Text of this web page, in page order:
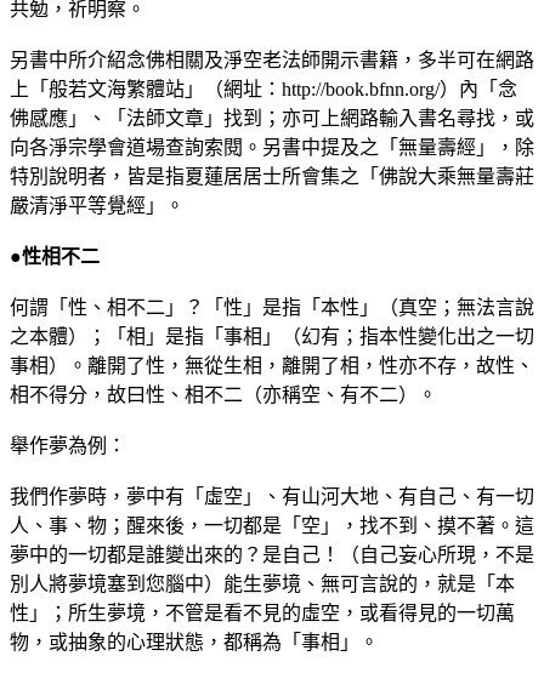
共勉，祈明察。
另書中所介紹念佛相關及淨空老法師開示書籍，多半可在網路
上「般若文海繁體站」（網址：http://book.bfnn.org/）內「念
佛感應」、「法師文章」找到；亦可上網路輸入書名尋找，或
向各淨宗學會道場查詢索閱。另書中提及之「無量壽經」，除
特別說明者，皆是指夏蓮居居士所會集之「佛說大乘無量壽莊
嚴清淨平等覺經」。
●性相不二
何謂「性、相不二」？「性」是指「本性」（真空；無法言說
之本體）；「相」是指「事相」（幻有；指本性變化出之一切
事相）。離開了性，無從生相，離開了相，性亦不存，故性、
相不得分，故曰性、相不二（亦稱空、有不二）。
舉作夢為例：
我們作夢時，夢中有「虛空」、有山河大地、有自己、有一切
人、事、物；醒來後，一切都是「空」，找不到、摸不著。這
夢中的一切都是誰變出來的？是自己！（自己妄心所現，不是
別人將夢境塞到您腦中）能生夢境、無可言說的，就是「本
性」；所生夢境，不管是看不見的虛空，或看得見的一切萬
物，或抽象的心理狀態，都稱為「事相」。